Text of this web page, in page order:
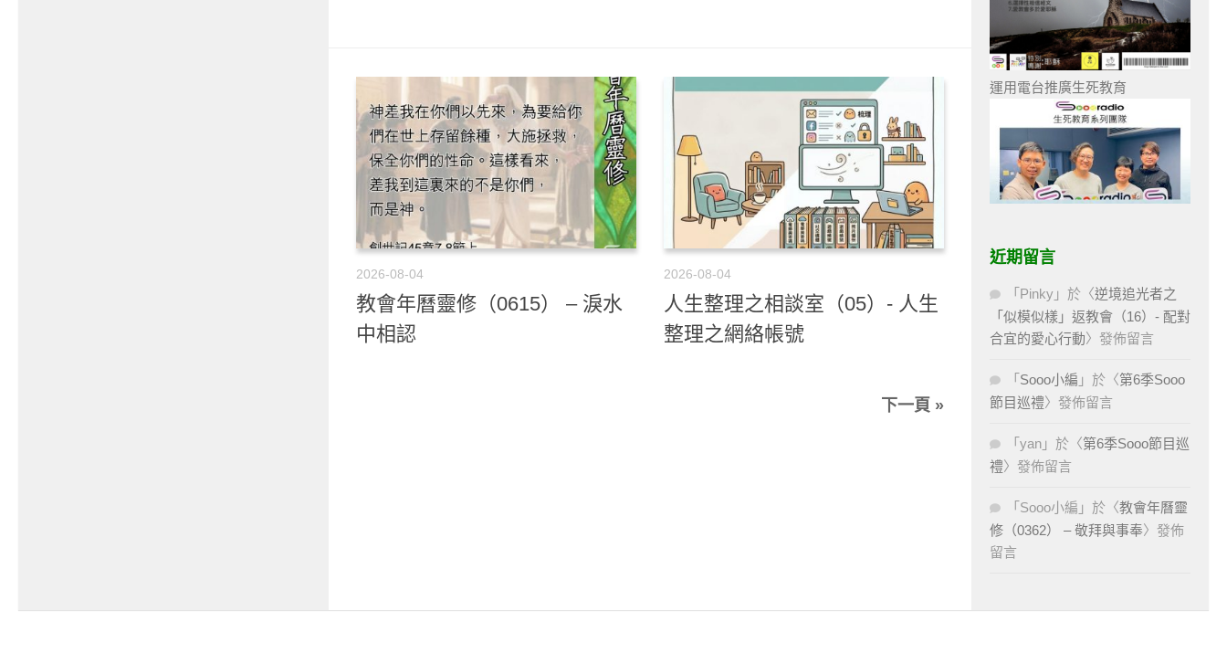
2026-08-04
教會年曆靈修（0615） – 淚水
中相認
2026-08-04
人生整理之相談室（05）- 人生
整理之網絡帳號
下一頁 »
運用電台推廣生死教育
近期留言
「 Pinky 」於〈逆境追光者之
「似模似樣」返教會（16）- 配對
合宜的愛心行動〉發佈留言
「 Sooo小編 」於〈第6季Sooo
節目巡禮〉發佈留言
「 yan 」於〈第6季Sooo節目巡
禮〉發佈留言
「 Sooo小編 」於〈教會年曆靈
修（0362） – 敬拜與事奉〉發佈
留言